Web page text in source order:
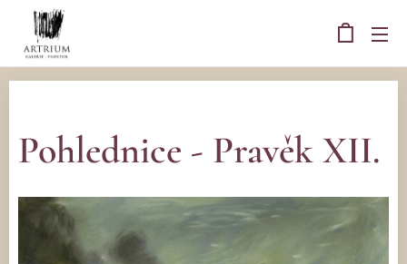
Pohlednice - Pravěk XII.